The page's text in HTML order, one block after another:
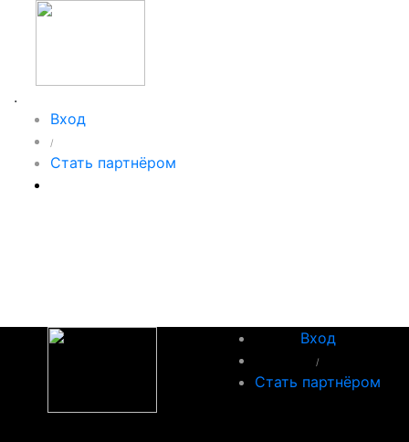
.
Вход
/
Стать партнёром
Вход
/
Стать партнёром